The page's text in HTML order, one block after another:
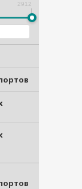
2912